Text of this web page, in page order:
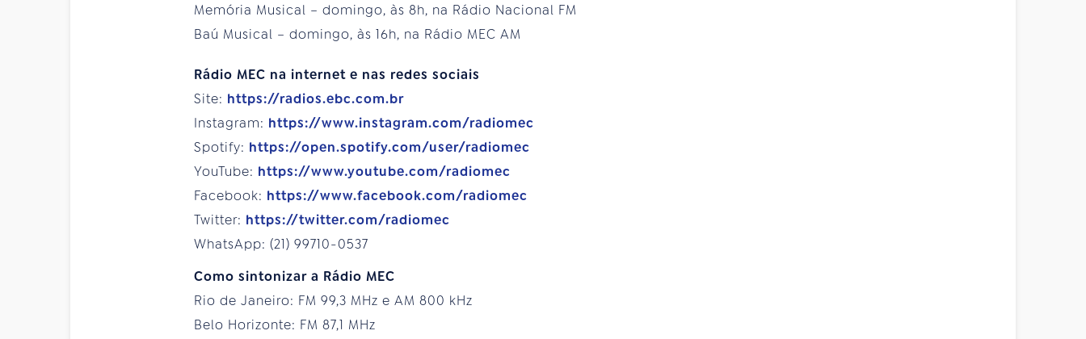
Memória Musical – domingo, às 8h, na Rádio Nacional FM
Baú Musical – domingo, às 16h, na Rádio MEC AM
Rádio MEC na internet e nas redes sociais
Site: https://radios.ebc.com.br
Instagram: https://www.instagram.com/radiomec
Spotify: https://open.spotify.com/user/radiomec
YouTube: https://www.youtube.com/radiomec
Facebook: https://www.facebook.com/radiomec
Twitter: https://twitter.com/radiomec
WhatsApp: (21) 99710-0537
Como sintonizar a Rádio MEC
Rio de Janeiro: FM 99,3 MHz e AM 800 kHz
Belo Horizonte: FM 87,1 MHz